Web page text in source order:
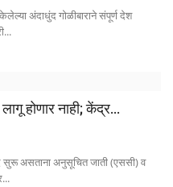
अंदाधुंद गोळीबाराने संपूर्ण देश
होणार नाही; केंद्र...
सुरू असताना अनुसूचित जाती (एससी) व